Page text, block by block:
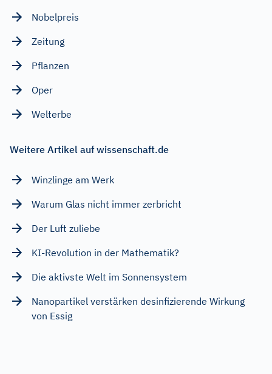
Nobelpreis
Zeitung
Pflanzen
Oper
Welterbe
Weitere Artikel auf wissenschaft.de
Winzlinge am Werk
Warum Glas nicht immer zerbricht
Der Luft zuliebe
KI-Revolution in der Mathematik?
Die aktivste Welt im Sonnensystem
Nanopartikel verstärken desinfizierende Wirkung
von Essig